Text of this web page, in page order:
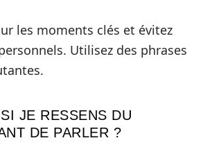
les moments clés et évitez
Utilisez des phrases
JE RESSENS DU
DE PARLER ?